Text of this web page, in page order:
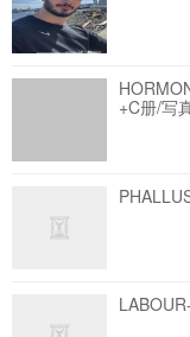
+C册/写